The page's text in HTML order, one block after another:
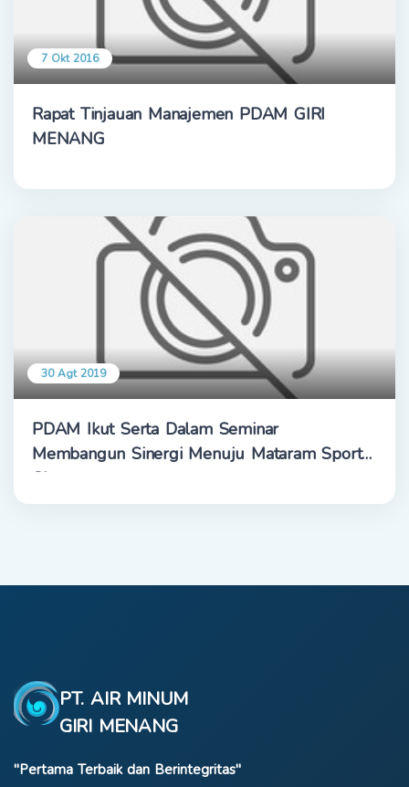
7 Okt 2016
Rapat Tinjauan Manajemen PDAM GIRI
MENANG
30 Agt 2019
PDAM Ikut Serta Dalam Seminar
Membangun Sinergi Menuju Mataram Sport
City
PT. AIR MINUM
GIRI MENANG
"Pertama Terbaik dan Berintegritas"